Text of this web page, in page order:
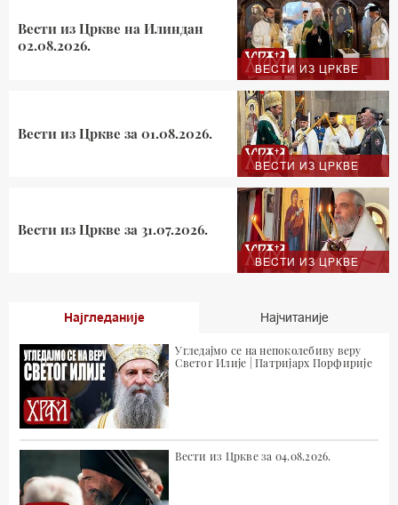
ВЕСТИ ИЗ ЦРКВЕ
Вести из Цркве на Илиндан
02.08.2026.
ВЕСТИ ИЗ ЦРКВЕ
Вести из Цркве за 01.08.2026.
ВЕСТИ ИЗ ЦРКВЕ
Вести из Цркве за 31.07.2026.
Најгледаније Најчитаније
Угледајмо се на непоколебиву веру
Светог Илије | Патријарх Порфирије
Вести из Цркве за 04.08.2026.